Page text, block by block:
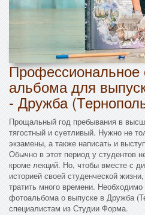
Профессиональное
альбома для
- Дружба
Прощальный год пребывания в
тягостный и суетливый. Нужно не
экзамены, а также написать и
Обычно в этот период у студентов
кроме лекций. Но, чтобы вместе с
историей своей студенческой
тратить много времени. Необходимо
фотоальбома о выпуске в Дружба
специалистам из Студии Форма.